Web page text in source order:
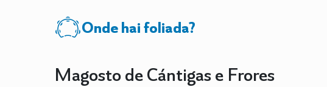
Onde hai foliada?
Magosto de Cántigas e Frores